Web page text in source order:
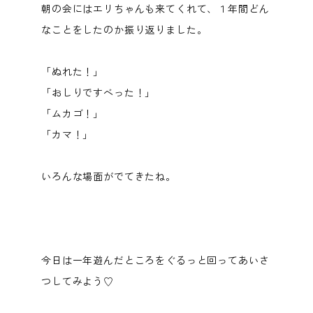
朝の会にはエリちゃんも来てくれて、１年間どん
なことをしたのか振り返りました。
「ぬれた！」
「おしりですべった！」
「ムカゴ！」
「カマ！」
いろんな場面がでてきたね。
今日は一年遊んだところをぐるっと回ってあいさ
つしてみよう♡